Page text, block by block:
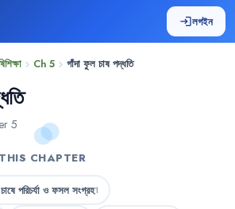
loginলগইন
chevron_right Ch 5 chevron_right গাঁদা ফুল চাষ পদ্ধতি
5
CHAPTER
চাষে পরিচর্যা ও ফসল সংগ্রহ1